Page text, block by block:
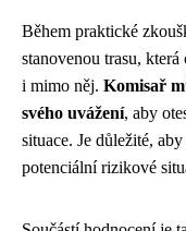
Během praktické
stanovenou trasu,
i mimo něj. Komisař
svého uvážení, aby
situace. Je důležité,
potenciální rizikové